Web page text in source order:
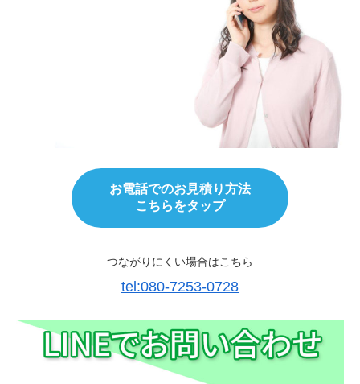
お電話でのお見積り方法
こちらをタップ
つながりにくい場合はこちら
tel:080-7253-0728